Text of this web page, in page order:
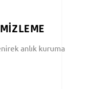
anlık kuruma